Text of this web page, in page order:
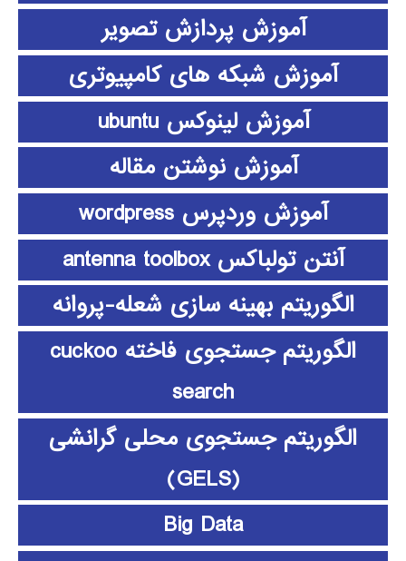
آموزش پردازش تصویر
آموزش شبکه های کامپیوتری
آموزش لینوکس ubuntu
آموزش نوشتن مقاله
آموزش وردپرس wordpress
آنتن تولباکس antenna toolbox
الگوریتم بهینه سازی شعله-پروانه
الگوریتم جستجوی فاخته cuckoo
search
الگوریتم جستجوی محلی گرانشی
(GELS)
Big Data